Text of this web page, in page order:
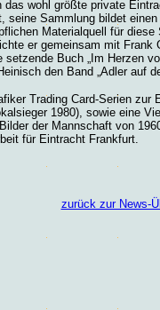
das wohl größte private
seine Sammlung bildet einen
Materialquell für diese
er gemeinsam mit Frank
setzende Buch „Im Herzen
den Band „Adler auf
Trading Card-Serien zur
1980), sowie eine
der Mannschaft von
für Eintracht Frankfurt.
zurück zur News-